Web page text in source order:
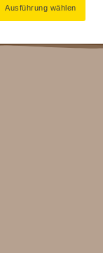
Ausführung wählen